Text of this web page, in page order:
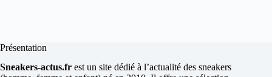
Présentation
Sneakers-actus.fr est un site dédié à l’actualité des sneakers